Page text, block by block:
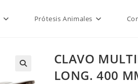
Prótesis Animales
CLAVO
LONG. 400